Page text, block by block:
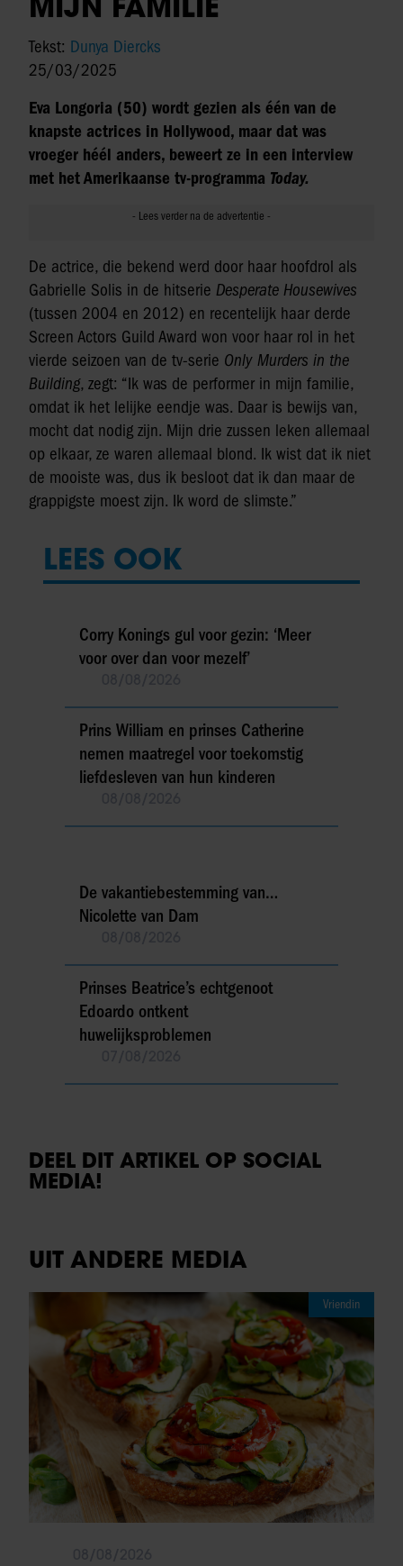
Tekst: Dunya Diercks
25/03/2025
Eva Longoria (50) wordt gezien als één van de
knapste actrices in Hollywood, maar dat was
vroeger héél anders, beweert ze in een interview
met het Amerikaanse tv-programma Today.
De actrice, die bekend werd door haar hoofdrol als
Gabrielle Solis in de hitserie Desperate Housewives
(tussen 2004 en 2012) en recentelijk haar derde
Screen Actors Guild Award won voor haar rol in het
vierde seizoen van de tv-serie Only Murders in the
Building, zegt: “Ik was de performer in mijn familie,
omdat ik het lelijke eendje was. Daar is bewijs van,
mocht dat nodig zijn. Mijn drie zussen leken allemaal
op elkaar, ze waren allemaal blond. Ik wist dat ik niet
de mooiste was, dus ik besloot dat ik dan maar de
grappigste moest zijn. Ik word de slimste.”
LEES OOK
Corry Konings gul voor gezin: ‘Meer
voor over dan voor mezelf’
Prins William en prinses Catherine
nemen maatregel voor toekomstig
liefdesleven van hun kinderen
De vakantiebestemming van…
Nicolette van Dam
Prinses Beatrice’s echtgenoot
Edoardo ontkent
huwelijksproblemen
DEEL DIT ARTIKEL OP SOCIAL
MEDIA!
UIT ANDERE MEDIA
Vriendin